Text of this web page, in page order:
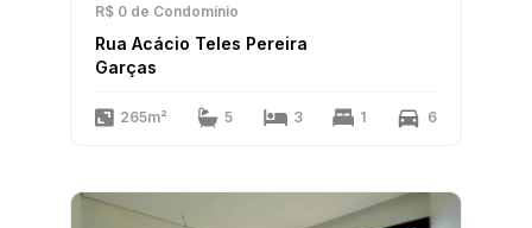
R$ 0 de Condomínio
Rua Acácio Teles Pereira
Garças
265m² 5 3 1 6